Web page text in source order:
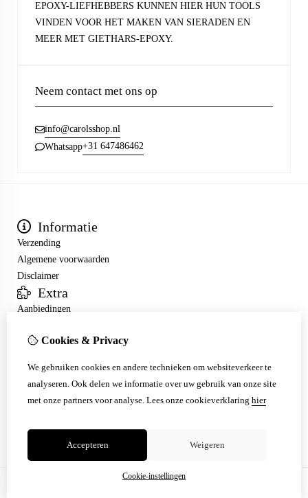
EPOXY-LIEFHEBBERS KUNNEN HIER HUN TOOLS
VINDEN VOOR HET MAKEN VAN SIERADEN EN
MEER MET GIETHARS-EPOXY.
Neem contact met ons op
info@carolsshop.nl
Whatsapp+31 647486462
Informatie
Verzending
Algemene voorwaarden
Disclaimer
Extra
Aanbiedingen
Inloggen
Nieuwsbrief
Klantenservice
Cookies & Privacy
We gebruiken cookies en andere technieken om websiteverkeer te
analyseren. Ook delen we informatie over uw gebruik van onze site
met onze partners voor analyse. Lees onze cookieverklaring hier
Accepteren Weigeren
Cookie-instellingen